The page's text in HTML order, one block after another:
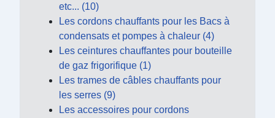
etc... (10)
Les cordons chauffants pour les Bacs à
condensats et pompes à chaleur (4)
Les ceintures chauffantes pour bouteille
de gaz frigorifique (1)
Les trames de câbles chauffants pour
les serres (9)
Les accessoires pour cordons